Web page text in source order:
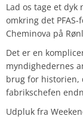
Lad os tage et
omkring det
Cheminova på
Det er en
myndighedernes
brug for historien,
fabrikschefen
Udpluk fra